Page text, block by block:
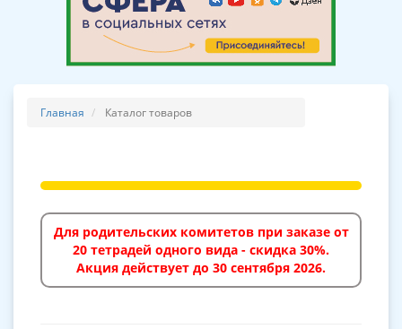
Главная Каталог товаров
Для родительских комитетов при заказе от
20 тетрадей одного вида - скидка 30%.
Акция действует до 30 сентября 2026.